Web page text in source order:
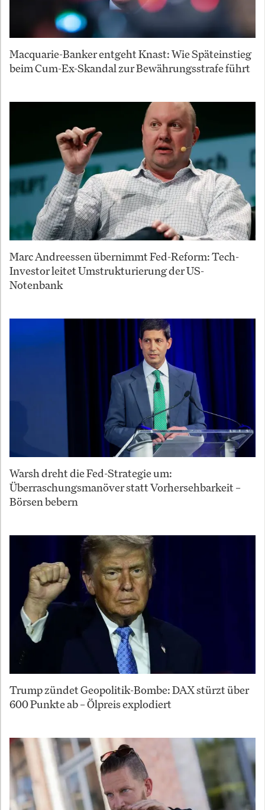
Macquarie-Banker entgeht Knast: Wie Späteinstieg
beim Cum-Ex-Skandal zur Bewährungsstrafe führt
Marc Andreessen übernimmt Fed-Reform: Tech-
Investor leitet Umstrukturierung der US-
Notenbank
Warsh dreht die Fed-Strategie um:
Überraschungsmanöver statt Vorhersehbarkeit –
Börsen bebern
Trump zündet Geopolitik-Bombe: DAX stürzt über
600 Punkte ab – Ölpreis explodiert